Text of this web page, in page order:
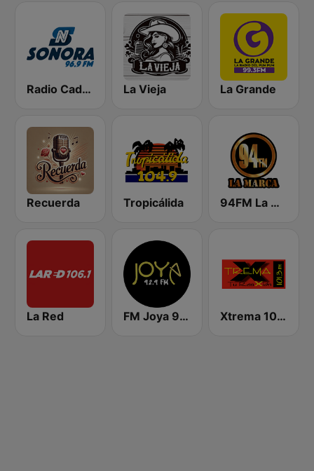
Radio Cadena Sonora La Vieja La Grande
Recuerda Tropicálida 94FM La Marca
La Red FM Joya 92.9 Xtrema 101.3 FM